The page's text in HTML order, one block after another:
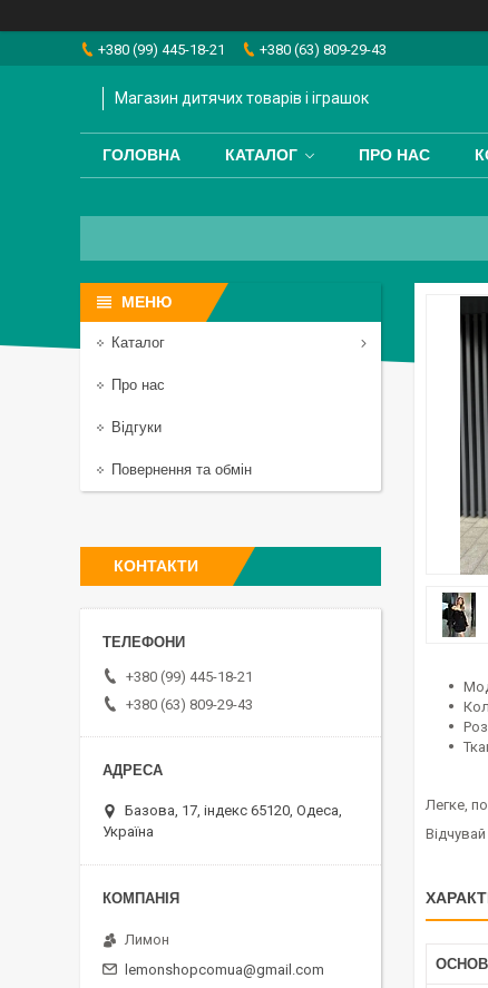
+380 (99) 445-18-21 +380 (63) 809-29-43
Магазин дитячих товарів і іграшок
ГОЛОВНА КАТАЛОГ ПРО НАС
Легке,
Каталог
Про нас
Відгуки
Повернення та обмін
КОНТАКТИ
+380 (99) 445-18-21
+380 (63) 809-29-43
Базова, 17, індекс 65120, Одеса,
Україна
Лимон
lemonshopcomua@gmail.com